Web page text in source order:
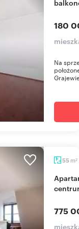
180
Na
55 m2
Apartament z widokiem na jezioro, garaż,
775